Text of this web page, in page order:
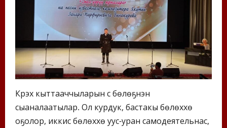
Күрэх кыттааччыларын үс бөлөҕүнэн
сыаналаатылар. Ол курдук, бастакы бөлөххө
оҕолор, иккис бөлөххө уус-уран самодеятельнас,